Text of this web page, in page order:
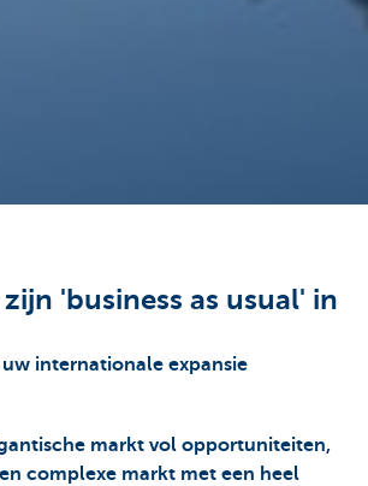
'business as usual' in
uw internationale expansie
markt vol opportuniteiten,
complexe markt met een heel